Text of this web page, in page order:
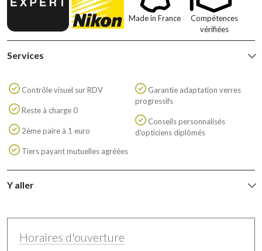
Made in France
Compétences
vérifiées
Services
Contrôle visuel sur RDV
Reste à charge 0
2ème paire à 1 euro
Tiers payant mutuelles agréées
Garantie adaptation verres
progressifs
Conseils personnalisés
d'opticiens diplômés
Y aller
Horaires d'ouverture